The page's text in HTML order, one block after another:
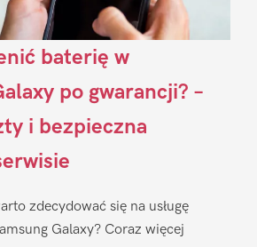
baterię w
po gwarancji? –
i bezpieczna
zdecydować się na usługę
Galaxy? Coraz więcej